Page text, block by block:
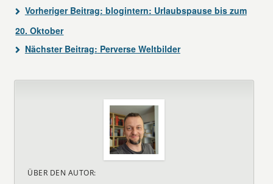
Vorheriger Beitrag: blogintern: Urlaubspause bis zum
20. Oktober
Nächster Beitrag: Perverse Weltbilder
ÜBER DEN AUTOR: